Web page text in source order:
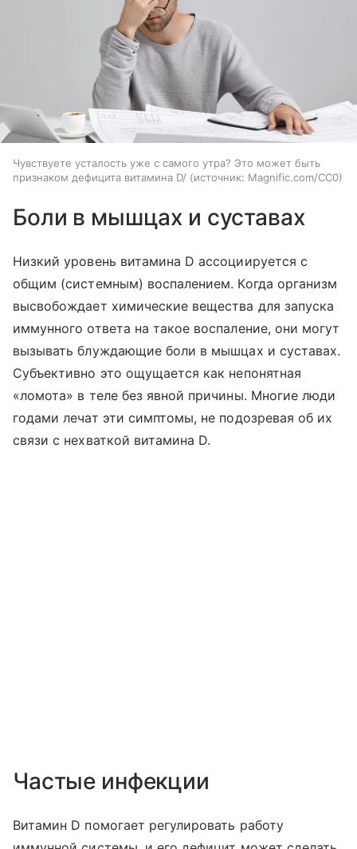
Чувствуете усталость уже с самого утра? Это может быть
признаком дефицита витамина D/
источник: Magnific.com/CC0
Боли в мышцах и суставах
Низкий уровень витамина D ассоциируется с
общим (системным) воспалением. Когда организм
высвобождает химические вещества для запуска
иммунного ответа на такое воспаление, они могут
вызывать блуждающие боли в мышцах и суставах.
Субъективно это ощущается как непонятная
«ломота» в теле без явной причины. Многие люди
годами лечат эти симптомы, не подозревая об их
связи с нехваткой витамина D.
Частые инфекции
Витамин D помогает регулировать работу